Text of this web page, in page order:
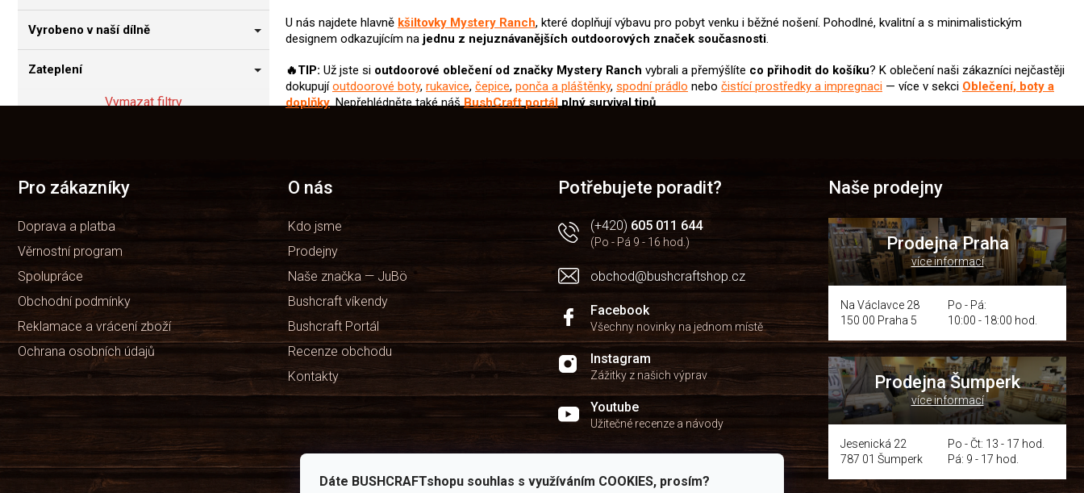
Dáte BUSHCRAFTshopu souhlas s využíváním COOKIES, prosím?
Vyrobeno v naší dílně
Zateplení
Vymazat filtry
s
u
U nás najdete hlavně kšiltovky Mystery Ranch, které doplňují výbavu pro pobyt venku i běžné nošení. Pohodlné, kvalitní a s minimalistickým
designem odkazujícím na jednu z nejuznávanějších outdoorových značek současnosti.
🔥TIP: Už jste si outdoorové oblečení od značky Mystery Ranch vybrali a přemýšlíte co přihodit do košíku? K oblečení naši zákazníci nejčastěji
dokupujíoutdoorové boty, rukavice, čepice, ponča a pláštěnky, spodní prádlo nebo čistící prostředky a impregnaci — více v sekci Oblečení, boty a
doplňky. Nepřehlédněte také nášBushCraft portálplný survival tipů.
Pro zákazníky
Doprava a platba
Věrnostní program
Spolupráce
Obchodní podmínky
Reklamace a vrácení zboží
Ochrana osobních údajů
O nás
Kdo jsme
Prodejny
Naše značka — JuBö
Bushcraft víkendy
Bushcraft Portál
Recenze obchodu
Kontakty
Potřebujete poradit?
(+420) 605 011 644
(Po - Pá 9 - 16 hod.)
obchod@bushcraftshop.cz
Facebook
Všechny novinky na jednom místě
Instagram
Zážitky z našich výprav
Youtube
Užitečné recenze a návody
Naše prodejny
Prodejna Praha
více informací
Na Václavce 28
150 00 Praha 5
Po - Pá:
10:00 - 18:00 hod.
Prodejna Šumperk
více informací
Jesenická 22
787 01 Šumperk
Po - Čt: 13 - 17 hod.
Pá: 9 - 17 hod.